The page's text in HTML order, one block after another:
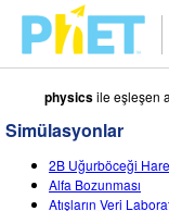
PhET
Web
Sitesinde
Ara
Navigation
SIMÜLASYONLAR
Tüm
STUDIO
physicsile eşleşen
Simülasyonlar
2B Uğurböceği
Alfa Bozunması
Atışların Veri